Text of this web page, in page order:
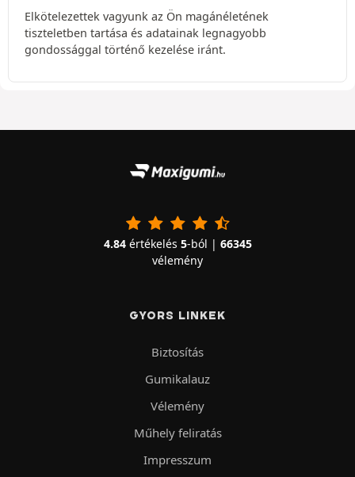
Elkötelezettek vagyunk az Ön magánéletének
tiszteletben tartása és adatainak legnagyobb
gondossággal történő kezelése iránt.
4.84értékelés 5-ból | 66345
vélemény
GYORS LINKEK
Biztosítás
Gumikalauz
Vélemény
Műhely feliratás
Impresszum